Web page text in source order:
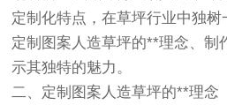
定制化特点，在草坪行业中独
定制图案人造草坪的**理念、制
示其独特的魅力。
二、定制图案人造草坪的**理念